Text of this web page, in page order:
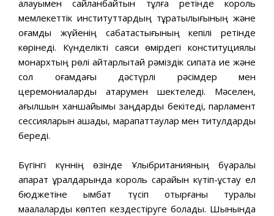
қалауымен сайланбайтын тұлға ретінде король
мемлекеттік институттардың тұрақтылығының және
қоғамдық жүйенің сабақтастығының кепілі ретінде
көрінеді. Күнделікті саяси өмірдегі конституциялық
монархтың рөлі айтарлықтай рәміздік сипатқа ие және
сол қоғамдағы дәстүрлі рәсімдер мен
церемониаларды атқарумен шектеледі. Мәселен,
ағылшын ханшайымы заңдарды бекітеді, парламент
сессияларын ашады, марапаттаулар мен титулдарды
береді.
Бүгінгі күннің өзінде Ұлыбританияның бүқаралық
ақпарат құралдарында король сарайын күтіп-ұстау ел
бюджетіне қымбат түсіп отырғаны туралы
мақалаларды көптеп кездестіруге болады. Шынында